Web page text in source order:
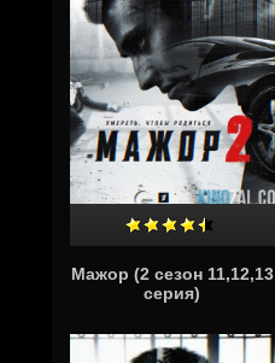
Мажор (2 сезон 11,12,13
серия)